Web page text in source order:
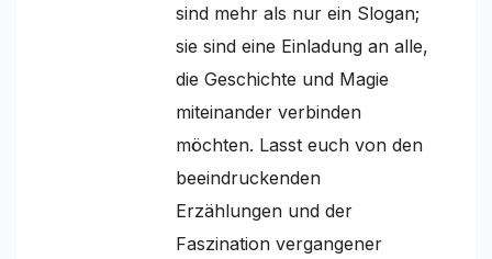
sind mehr als nur ein Slogan;
sie sind eine Einladung an alle,
die Geschichte und Magie
miteinander verbinden
möchten. Lasst euch von den
beeindruckenden
Erzählungen und der
Faszination vergangener